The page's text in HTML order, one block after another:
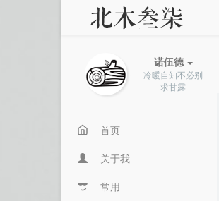
诺伍德
冷暖自知不必别
求甘露
首页
关于我
常用